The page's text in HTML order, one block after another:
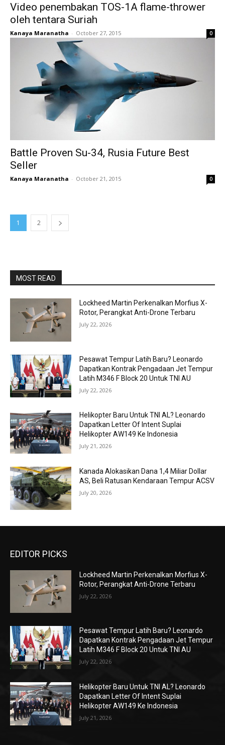
Video penembakan TOS-1A flame-thrower
oleh tentara Suriah
Kanaya Maranatha - October 27, 2015 0
Battle Proven Su-34, Rusia Future Best
Seller
Kanaya Maranatha - October 21, 2015 0
1 2
MOST READ
Lockheed Martin Perkenalkan Morfius X-
Rotor, Perangkat Anti-Drone Terbaru
July 22, 2026
Pesawat Tempur Latih Baru? Leonardo
Dapatkan Kontrak Pengadaan Jet Tempur
Latih M346 F Block 20 Untuk TNI AU
July 22, 2026
Helikopter Baru Untuk TNI AL? Leonardo
Dapatkan Letter Of Intent Suplai
Helikopter AW149 Ke Indonesia
July 21, 2026
Kanada Alokasikan Dana 1,4 Miliar Dollar
AS, Beli Ratusan Kendaraan Tempur ACSV
July 20, 2026
EDITOR PICKS
Lockheed Martin Perkenalkan Morfius X-
Rotor, Perangkat Anti-Drone Terbaru
July 22, 2026
Pesawat Tempur Latih Baru? Leonardo
Dapatkan Kontrak Pengadaan Jet Tempur
Latih M346 F Block 20 Untuk TNI AU
July 22, 2026
Helikopter Baru Untuk TNI AL? Leonardo
Dapatkan Letter Of Intent Suplai
Helikopter AW149 Ke Indonesia
July 21, 2026